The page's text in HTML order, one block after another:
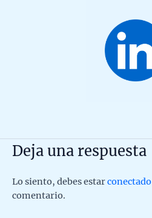
Deja una respuesta
Lo siento, debes estarconectado
comentario.